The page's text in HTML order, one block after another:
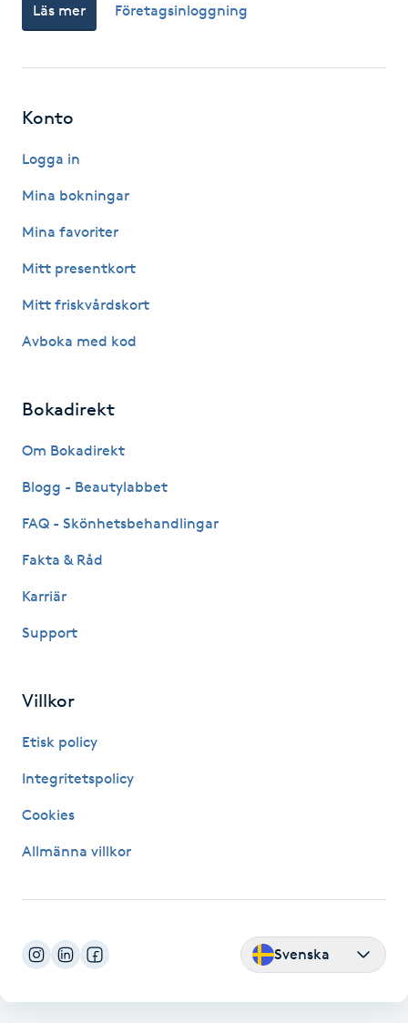
Healing
Herrklippning
HIFU
Hollywood Peel
Hot yoga
Hudvård
Hyperhidros
Hårborttagning
Hårvård
Idrottsmassage
IPL
Läs mer Företagsinloggning
Konto
Logga in
Mina bokningar
Mina favoriter
Mitt presentkort
Mitt friskvårdskort
Avboka med kod
Bokadirekt
Om Bokadirekt
Blogg - Beautylabbet
FAQ - Skönhetsbehandlingar
Fakta & Råd
Karriär
Support
Villkor
Etisk policy
Integritetspolicy
Cookies
Allmänna villkor
Svenska